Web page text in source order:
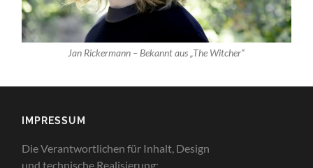
Jan Rickermann – Bekannt aus „The Witcher“
IMPRESSUM
DieVerantwortlichen für Inhalt, Design
undtechnische Realisierung: